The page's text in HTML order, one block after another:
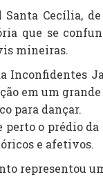
Santa Cecília,
que se
mineiras.
Inconfidentes
em um grande
para dançar.
o prédio da
e afetivos.
representou